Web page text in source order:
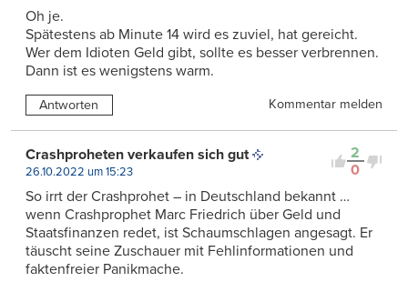
Oh je.
Spätestens ab Minute 14 wird es zuviel, hat gereicht.
Wer dem Idioten Geld gibt, sollte es besser verbrennen.
Dann ist es wenigstens warm.
Antworten Kommentar melden
2
0
Crashproheten verkaufen sich gut
26.10.2022 um 15:23
So irrt der Crashprohet – in Deutschland bekannt …
wenn Crashprophet Marc Friedrich über Geld und
Staatsfinanzen redet, ist Schaumschlagen angesagt. Er
täuscht seine Zuschauer mit Fehlinformationen und
faktenfreier Panikmache.